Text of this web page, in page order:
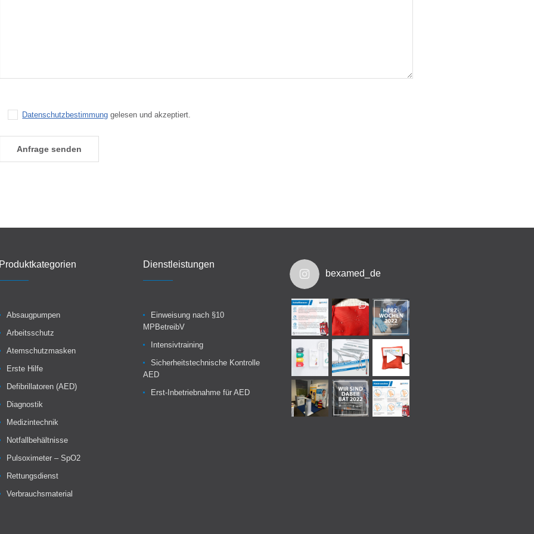
Datenschutzbestimmung gelesen und akzeptiert.
Produktkategorien
Absaugpumpen
Arbeitsschutz
Atemschutzmasken
Erste Hilfe
Defibrillatoren (AED)
Diagnostik
Medizintechnik
Notfallbehältnisse
Pulsoximeter – SpO2
Rettungsdienst
Verbrauchsmaterial
Dienstleistungen
Einweisung nach §10
MPBetreibV
Intensivtraining
Sicherheitstechnische Kontrolle
AED
Erst-Inbetriebnahme für AED
bexamed_de